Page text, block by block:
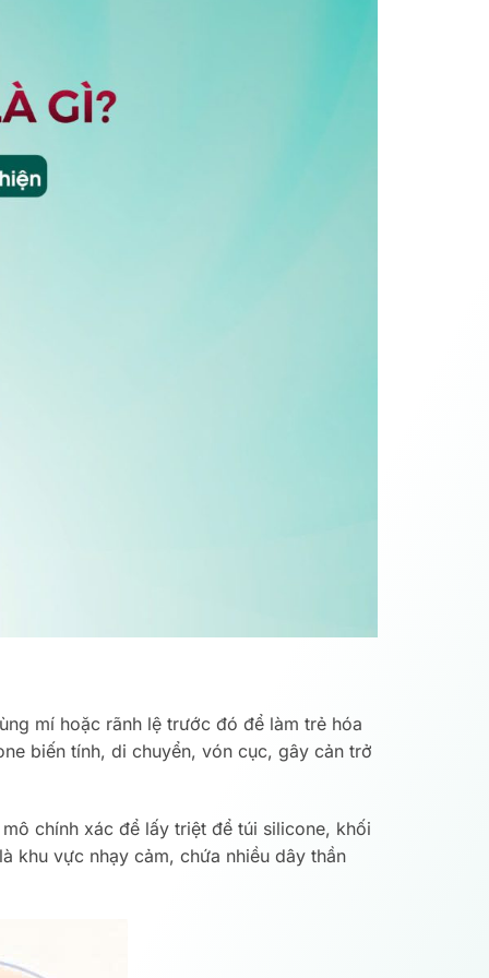
mí hoặc rãnh lệ trước đó để làm trẻ hóa
biến tính, di chuyển, vón cục, gây cản trở
chính xác để lấy triệt để túi silicone, khối
khu vực nhạy cảm, chứa nhiều dây thần